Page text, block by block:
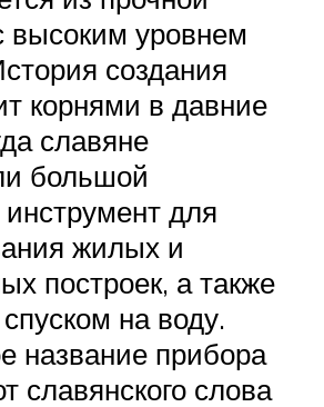
высоким уровнем
создания
корнями в давние
славяне
большой
для
жилых и
построек, а также
на воду.
название прибора
славянского слова